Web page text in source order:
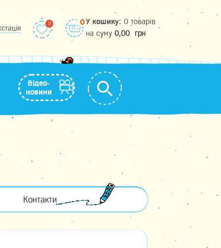
0У кошику: 0 товарів
на cуму 0,00 грн
Відео-
новини
Контакти